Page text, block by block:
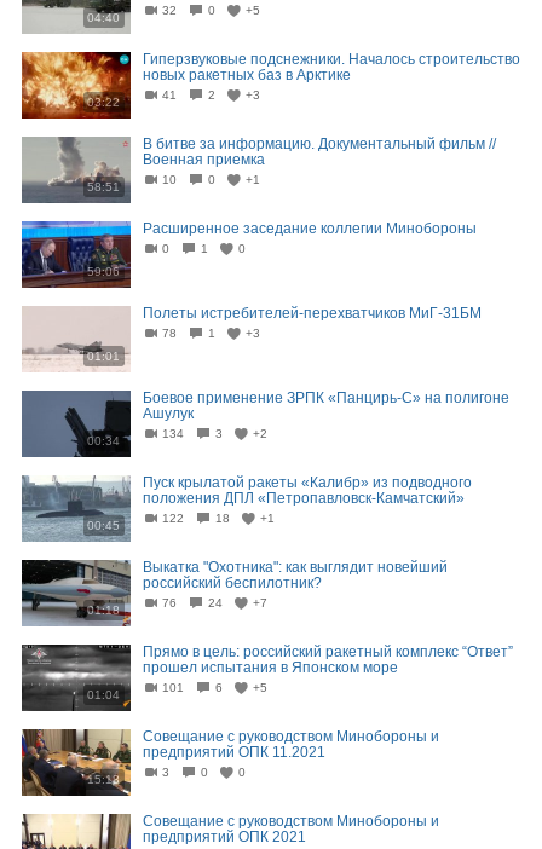
04:40
32 0 +5
03:22
Гиперзвуковые подснежники. Началось строительство
новых ракетных баз в Арктике
41 2 +3
58:51
В битве за информацию. Документальный фильм //
Военная приемка
10 0 +1
59:06
Расширенное заседание коллегии Минобороны
0 1 0
01:01
Полеты истребителей-перехватчиков МиГ-31БМ
78 1 +3
00:34
Боевое применение ЗРПК «Панцирь-С» на полигоне
Ашулук
134 3 +2
00:45
Пуск крылатой ракеты «Калибр» из подводного
положения ДПЛ «Петропавловск-Камчатский»
122 18 +1
01:18
Выкатка "Охотника": как выглядит новейший
российский беспилотник?
76 24 +7
01:04
Прямо в цель: российский ракетный комплекс “Ответ”
прошел испытания в Японском море
101 6 +5
15:18
Совещание с руководством Минобороны и
предприятий ОПК 11.2021
3 0 0
Совещание с руководством Минобороны и
предприятий ОПК 2021